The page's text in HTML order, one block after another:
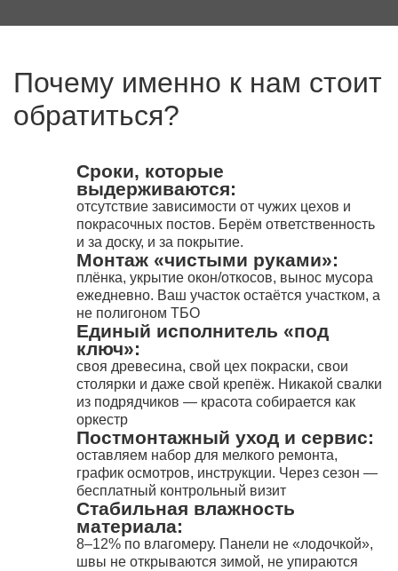
Почему именно к нам стоит
обратиться?
Сроки, которые
выдерживаются:
отсутствие зависимости от чужих цехов и
покрасочных постов. Берём ответственность
и за доску, и за покрытие.
Монтаж «чистыми руками»:
плёнка, укрытие окон/откосов, вынос мусора
ежедневно. Ваш участок остаётся участком, а
не полигоном ТБО
Единый исполнитель «под
ключ»:
своя древесина, свой цех покраски, свои
столярки и даже свой крепёж. Никакой свалки
из подрядчиков — красота собирается как
оркестр
Постмонтажный уход и сервис:
оставляем набор для мелкого ремонта,
график осмотров, инструкции. Через сезон —
бесплатный контрольный визит
Стабильная влажность
материала:
8–12% по влагомеру. Панели не «лодочкой»,
швы не открываются зимой, не упираются